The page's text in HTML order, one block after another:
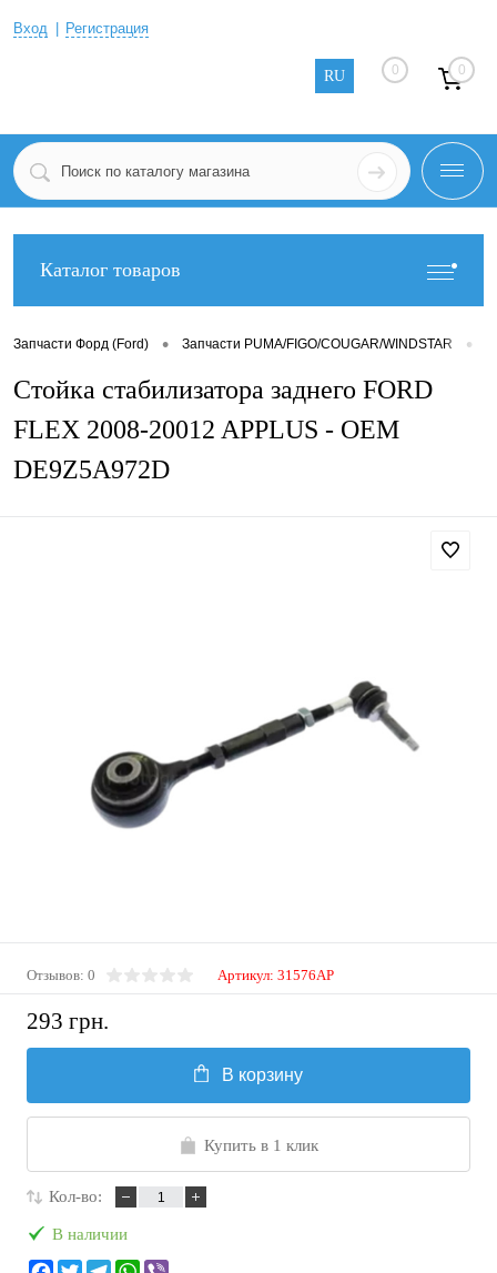
Вход Регистрация
RU 0 0
Каталог товаров
Запчасти Форд (Ford) • Запчасти PUMA/FIGO/COUGAR/WINDSTAR •
Стойка стабилизатора заднего FORD
FLEX 2008-20012 APPLUS - OEM
DE9Z5A972D
Отзывов: 0 Артикул: 31576AP
293 грн.
В корзину
Купить в 1 клик
Кол-во:
В наличии